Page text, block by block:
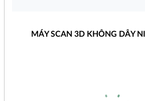
MÁY SCAN 3D KHÔNG DÂY